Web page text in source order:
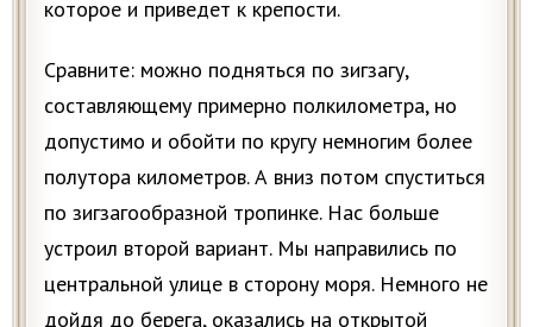
которое и приведет к крепости.
Сравните: можно подняться по зигзагу,
составляющему примерно полкилометра, но
допустимо и обойти по кругу немногим более
полутора километров. А вниз потом спуститься
по зигзагообразной тропинке. Нас больше
устроил второй вариант. Мы направились по
центральной улице в сторону моря. Немного не
дойдя до берега, оказались на открытой